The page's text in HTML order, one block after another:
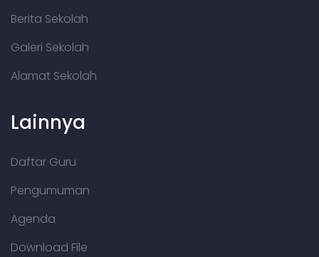
Berita Sekolah
Galeri Sekolah
Alamat Sekolah
Lainnya
Daftar Guru
Pengumuman
Agenda
Download File